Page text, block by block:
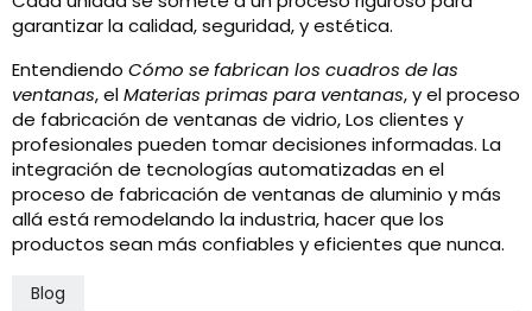
garantizar la calidad, seguridad, y estética.
Entendiendo Cómo se fabrican los cuadros de las
ventanas, elMaterias primas para ventanas, y el proceso
de fabricación de ventanas de vidrio, Los clientes y
profesionales pueden tomar decisiones informadas. La
integración de tecnologías automatizadas en el
proceso de fabricación de ventanas de aluminio y más
allá está remodelando la industria, hacer que los
productos sean más confiables y eficientes que nunca.
Blog